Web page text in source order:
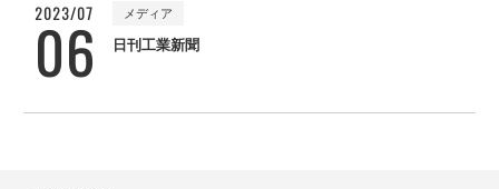
2023/07
06 メディア
日刊工業新聞